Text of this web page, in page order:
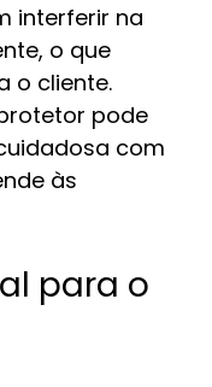
interferir na
o que
o cliente.
pode
com
às
para o